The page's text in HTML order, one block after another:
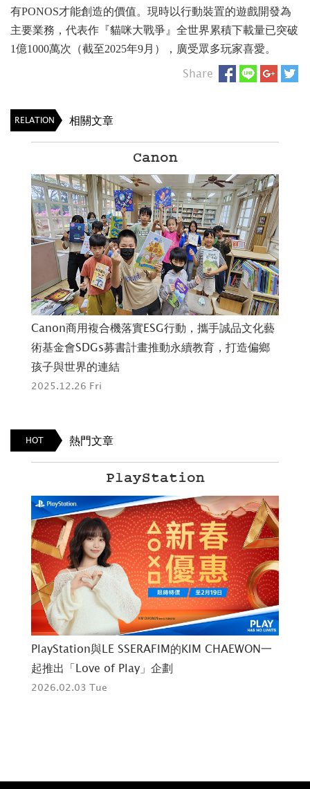
有PONOS才能創造的價值。現時以行動裝置的遊戲開發為
主要業務，代表作『貓咪大戰爭』全世界累積下載量已突破
1億1000萬次（截至2025年9月），廣受眾多玩家喜愛。
Share
RELATION 相關文章
Canon
Canon商用複合機落實ESG行動，攜手誠品文化藝
術基金會SDGs募書計畫推動永續教育，打造偏鄉
孩子與世界的連結
2025.12.26 Fri
HOT 熱門文章
PlayStation
PlayStation與LE SSERAFIM的KIM CHAEWON一
起推出「Love of Play」企劃
2026.02.03 Tue